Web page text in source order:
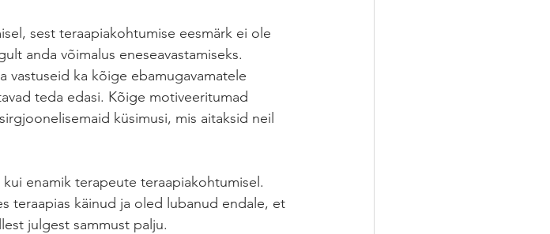
sest teraapiakohtumise eesmärk ei ole
anda võimalus eneseavastamiseks.
vastuseid ka kõige ebamugavamatele
teda edasi. Kõige motiveeritumad
küsimusi, mis aitaksid neil
enamik terapeute teraapiakohtumisel.
teraapias käinud ja oled lubanud endale, et
julgest sammust palju.